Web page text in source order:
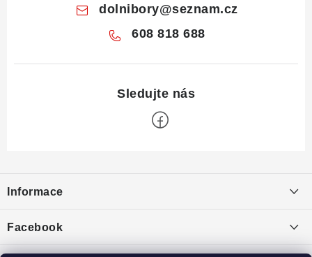
dolnibory@seznam.cz
608 818 688
p
a
Informace
Puncovní značky
Facebook